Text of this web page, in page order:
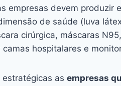
empresas devem produzir
de saúde (luva
cirúrgica, máscaras
hospitalares e
as empresas